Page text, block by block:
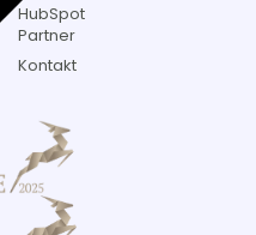
HubSpot
Partner
Kontakt